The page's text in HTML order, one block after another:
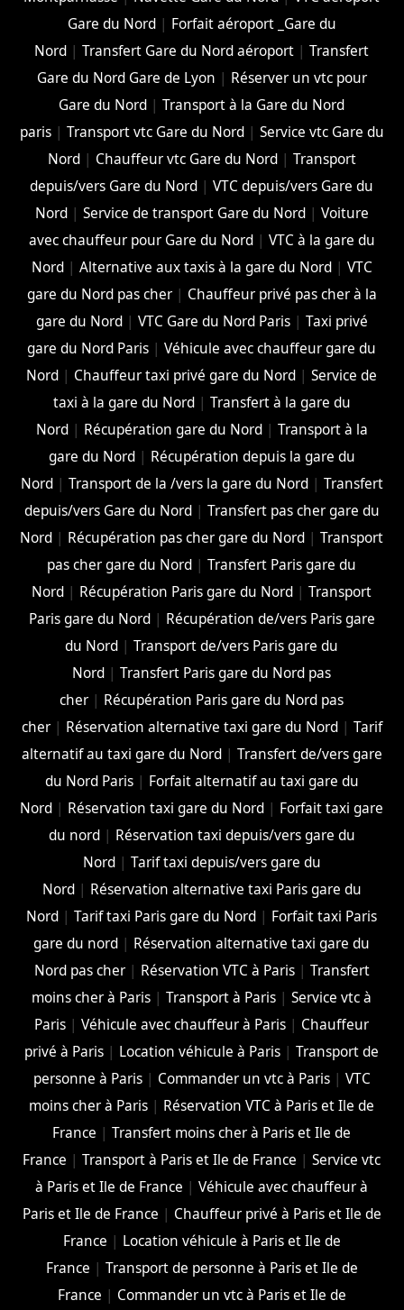
Gare du Nord| Forfait aéroport _Gare du
Nord |Transfert Gare du Nord aéroport |Transfert
Gare du Nord Gare de Lyon | Réserver un vtc pour
Gare du Nord |Transport à la Gare du Nord
paris| Transport vtc Gare du Nord| Service vtc Gare du
Nord| Chauffeur vtc Gare du Nord| Transport
depuis/vers Gare du Nord |VTC depuis/vers Gare du
Nord| Service de transport Gare du Nord| Voiture
avec chauffeur pour Gare du Nord| VTC à la gare du
Nord| Alternative aux taxis à la gare du Nord| VTC
gare du Nord pas cher| Chauffeur privé pas cher à la
gare du Nord| VTC Gare du Nord Paris| Taxi privé
gare du Nord Paris |Véhicule avec chauffeur gare du
Nord | Chauffeur taxi privé gare du Nord |Service de
taxi à la gare du Nord| Transfert à la gare du
Nord| Récupération gare du Nord| Transport à la
gare du Nord| Récupération depuis la gare du
Nord| Transport de la /vers la gare du Nord| Transfert
depuis/vers Gare du Nord| Transfert pas cher gare du
Nord | Récupération pas cher gare du Nord |Transport
pas cher gare du Nord |Transfert Paris gare du
Nord | Récupération Paris gare du Nord |Transport
Paris gare du Nord| Récupération de/vers Paris gare
du Nord |Transport de/vers Paris gare du
Nord |Transfert Paris gare du Nord pas
cher | Récupération Paris gare du Nord pas
cher| Réservation alternative taxi gare du Nord| Tarif
alternatif au taxi gare du Nord| Transfert de/vers gare
du Nord Paris| Forfait alternatif au taxi gare du
Nord | Réservation taxi gare du Nord | Forfait taxi gare
du nord| Réservation taxi depuis/vers gare du
Nord| Tarif taxi depuis/vers gare du
Nord| Réservation alternative taxi Paris gare du
Nord |Tarif taxi Paris gare du Nord | Forfait taxi Paris
gare du nord | Réservation alternative taxi gare du
Nord pas cher| Réservation VTC à Paris| Transfert
moins cher à Paris |Transport à Paris |Service vtc à
Paris |Véhicule avec chauffeur à Paris | Chauffeur
privé à Paris | Location véhicule à Paris |Transport de
personne à Paris| Commander un vtc à Paris| VTC
moins cher à Paris | Réservation VTC à Paris et Ile de
France |Transfert moins cher à Paris et Ile de
France |Transport à Paris et Ile de France |Service vtc
à Paris et Ile de France |Véhicule avec chauffeur à
Paris et Ile de France | Chauffeur privé à Paris et Ile de
France | Location véhicule à Paris et Ile de
France | Transport de personne à Paris et Ile de
France | Commander un vtc à Paris et Ile de